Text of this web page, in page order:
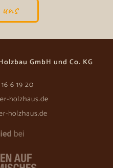
GmbH und Co. KG
6 19 20
holzhaus.de
holzhaus.de